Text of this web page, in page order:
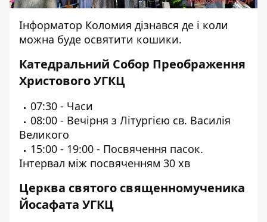
Інформатор Коломия дізнався де і коли
можна буде освятити кошики.
Катедральний Собор Преображення
Христового УГКЦ
07:30 - Часи
08:00 - Вечірня з Літургією св. Василія
Великого
15:00 - 19:00 - Посвячення пасок.
Інтервал між посвяченням 30 хв
Церква святого священномученика
Йосафата УГКЦ